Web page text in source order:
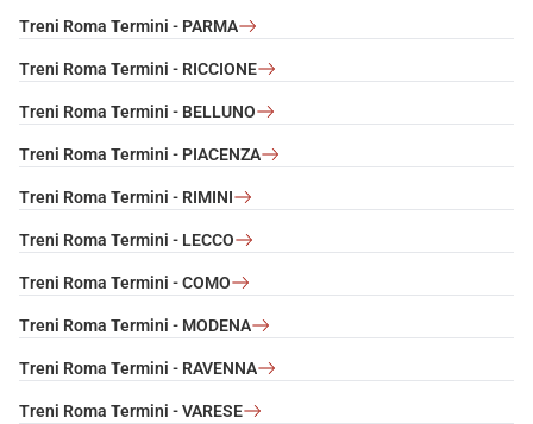
Treni Roma Termini - PARMA
Treni Roma Termini - RICCIONE
Treni Roma Termini - BELLUNO
Treni Roma Termini - PIACENZA
Treni Roma Termini - RIMINI
Treni Roma Termini - LECCO
Treni Roma Termini - COMO
Treni Roma Termini - MODENA
Treni Roma Termini - RAVENNA
Treni Roma Termini - VARESE